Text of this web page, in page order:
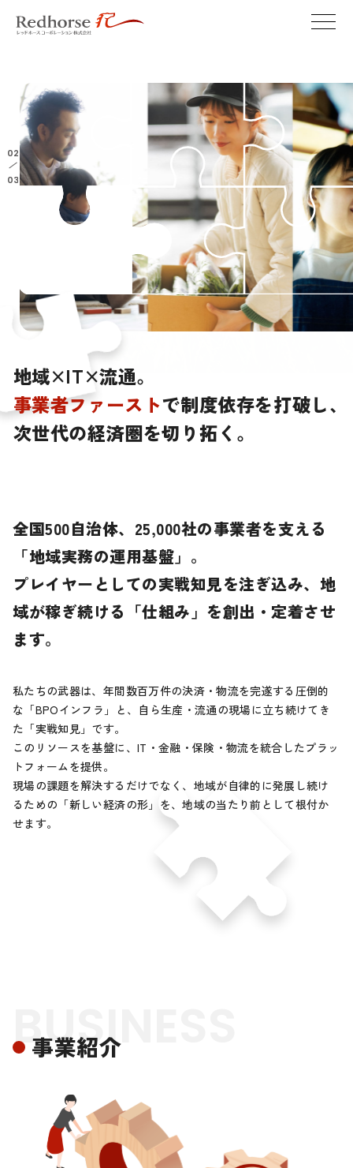
地域×IT×流通。
事業者ファース トで制度依存を打破し、
次世代の経済圏を切 り拓く 。
02
/
03
全国500自治体、25,000社の事業者を支える
「地域実務の運用基盤」。
プレイヤーとしての実戦知見を注ぎ込み、 地
域が稼ぎ続ける「仕組み」を創出・定着させ
ます。
私たちの武器は、年間数百万件の決済・物流を完遂する圧倒的
な「BPOインフラ」と、自ら生産・流通の現場に立ち続けてき
た「実戦知見」です。
このリソースを基盤に、IT・金融・保険・物流を統合したプラッ
トフォームを提供。
現場の課題を解決するだけでなく、地域が自律的に発展し続け
るための「新しい経済の形」を、地域の当たり前として根付か
せます。
BUSINESS
事業紹介